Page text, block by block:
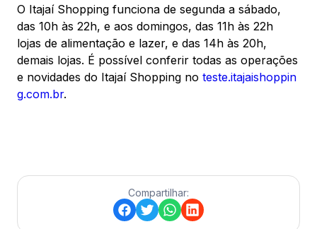
O Itajaí Shopping funciona de segunda a sábado,
das 10h às 22h, e aos domingos, das 11h às 22h
lojas de alimentação e lazer, e das 14h às 20h,
demais lojas. É possível conferir todas as operações
e novidades do Itajaí Shopping no teste.itajaishoppin
g.com.br.
Compartilhar: